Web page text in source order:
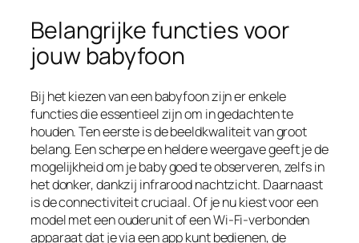
Belangrijke functies voor
jouw babyfoon
Bij het kiezen van een babyfoon zijn er enkele
functies die essentieel zijn om in gedachten te
houden. Ten eerste is de beeldkwaliteit van groot
belang. Een scherpe en heldere weergave geeft je de
mogelijkheid om je baby goed te observeren, zelfs in
het donker, dankzij infrarood nachtzicht. Daarnaast
is de connectiviteit cruciaal. Of je nu kiest voor een
model met een ouderunit of een Wi-Fi-verbonden
apparaat dat je via een app kunt bedienen, de